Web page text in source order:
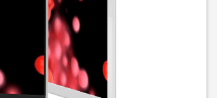
Телевізор OzoneHD
24FN93T2
4 829грн